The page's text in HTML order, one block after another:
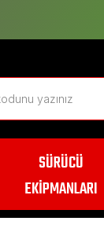
SÜRÜCÜ
EKİPMANLARI